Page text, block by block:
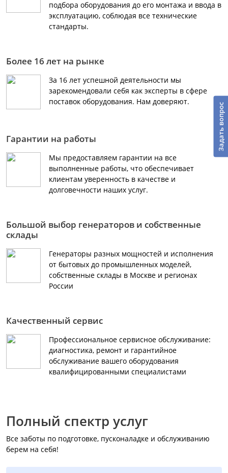
подбора оборудования до его монтажа и ввода в
эксплуатацию, соблюдая все технические
стандарты.
Более 16 лет на рынке
За 16 лет успешной деятельности мы
зарекомендовали себя как эксперты в сфере
поставок оборудования. Нам доверяют.
Гарантии на работы
Мы предоставляем гарантии на все
выполненные работы, что обеспечивает
клиентам уверенность в качестве и
долговечности наших услуг.
Большой выбор генераторов и собственные
склады
Генераторы разных мощностей и исполнения
от бытовых до промышленных моделей,
собственные склады в Москве и регионах
России
Качественный сервис
Профессиональное сервисное обслуживание:
диагностика, ремонт и гарантийное
обслуживание вашего оборудования
квалифицированными специалистами
Полный спектр услуг
Все заботы по подготовке, пусконаладке и обслуживанию
берем на себя!
Задать вопрос